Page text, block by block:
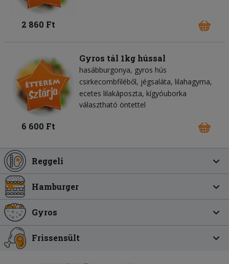
2 860 Ft
Gyros tál 1kg hússal
hasábburgonya gyros hús
csirkecombfiléből jégsaláta lilahagyma
ecetes lilakáposzta kígyóuborka
választható öntettel
6 600 Ft
Reggeli
Hamburger
Gyros
Frissensült